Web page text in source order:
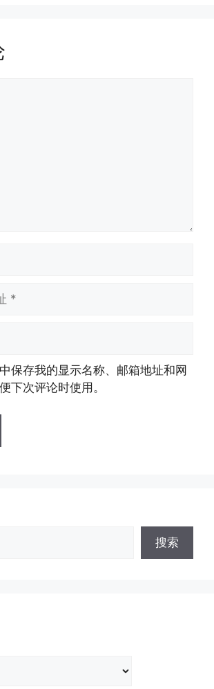
保存我的显示名称、邮箱地址和网
下次评论时使用。
搜索